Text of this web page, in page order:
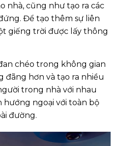
nhà, cũng như tạo ra các
Để tạo thêm sự liên
giếng trời được lấy thông
chéo trong không gian
đãng hơn và tạo ra nhiều
trong nhà với nhau
hướng ngoại với toàn bộ
đường.